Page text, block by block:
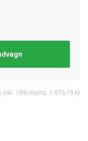
inkl. 19% moms: 1 973,19 kr